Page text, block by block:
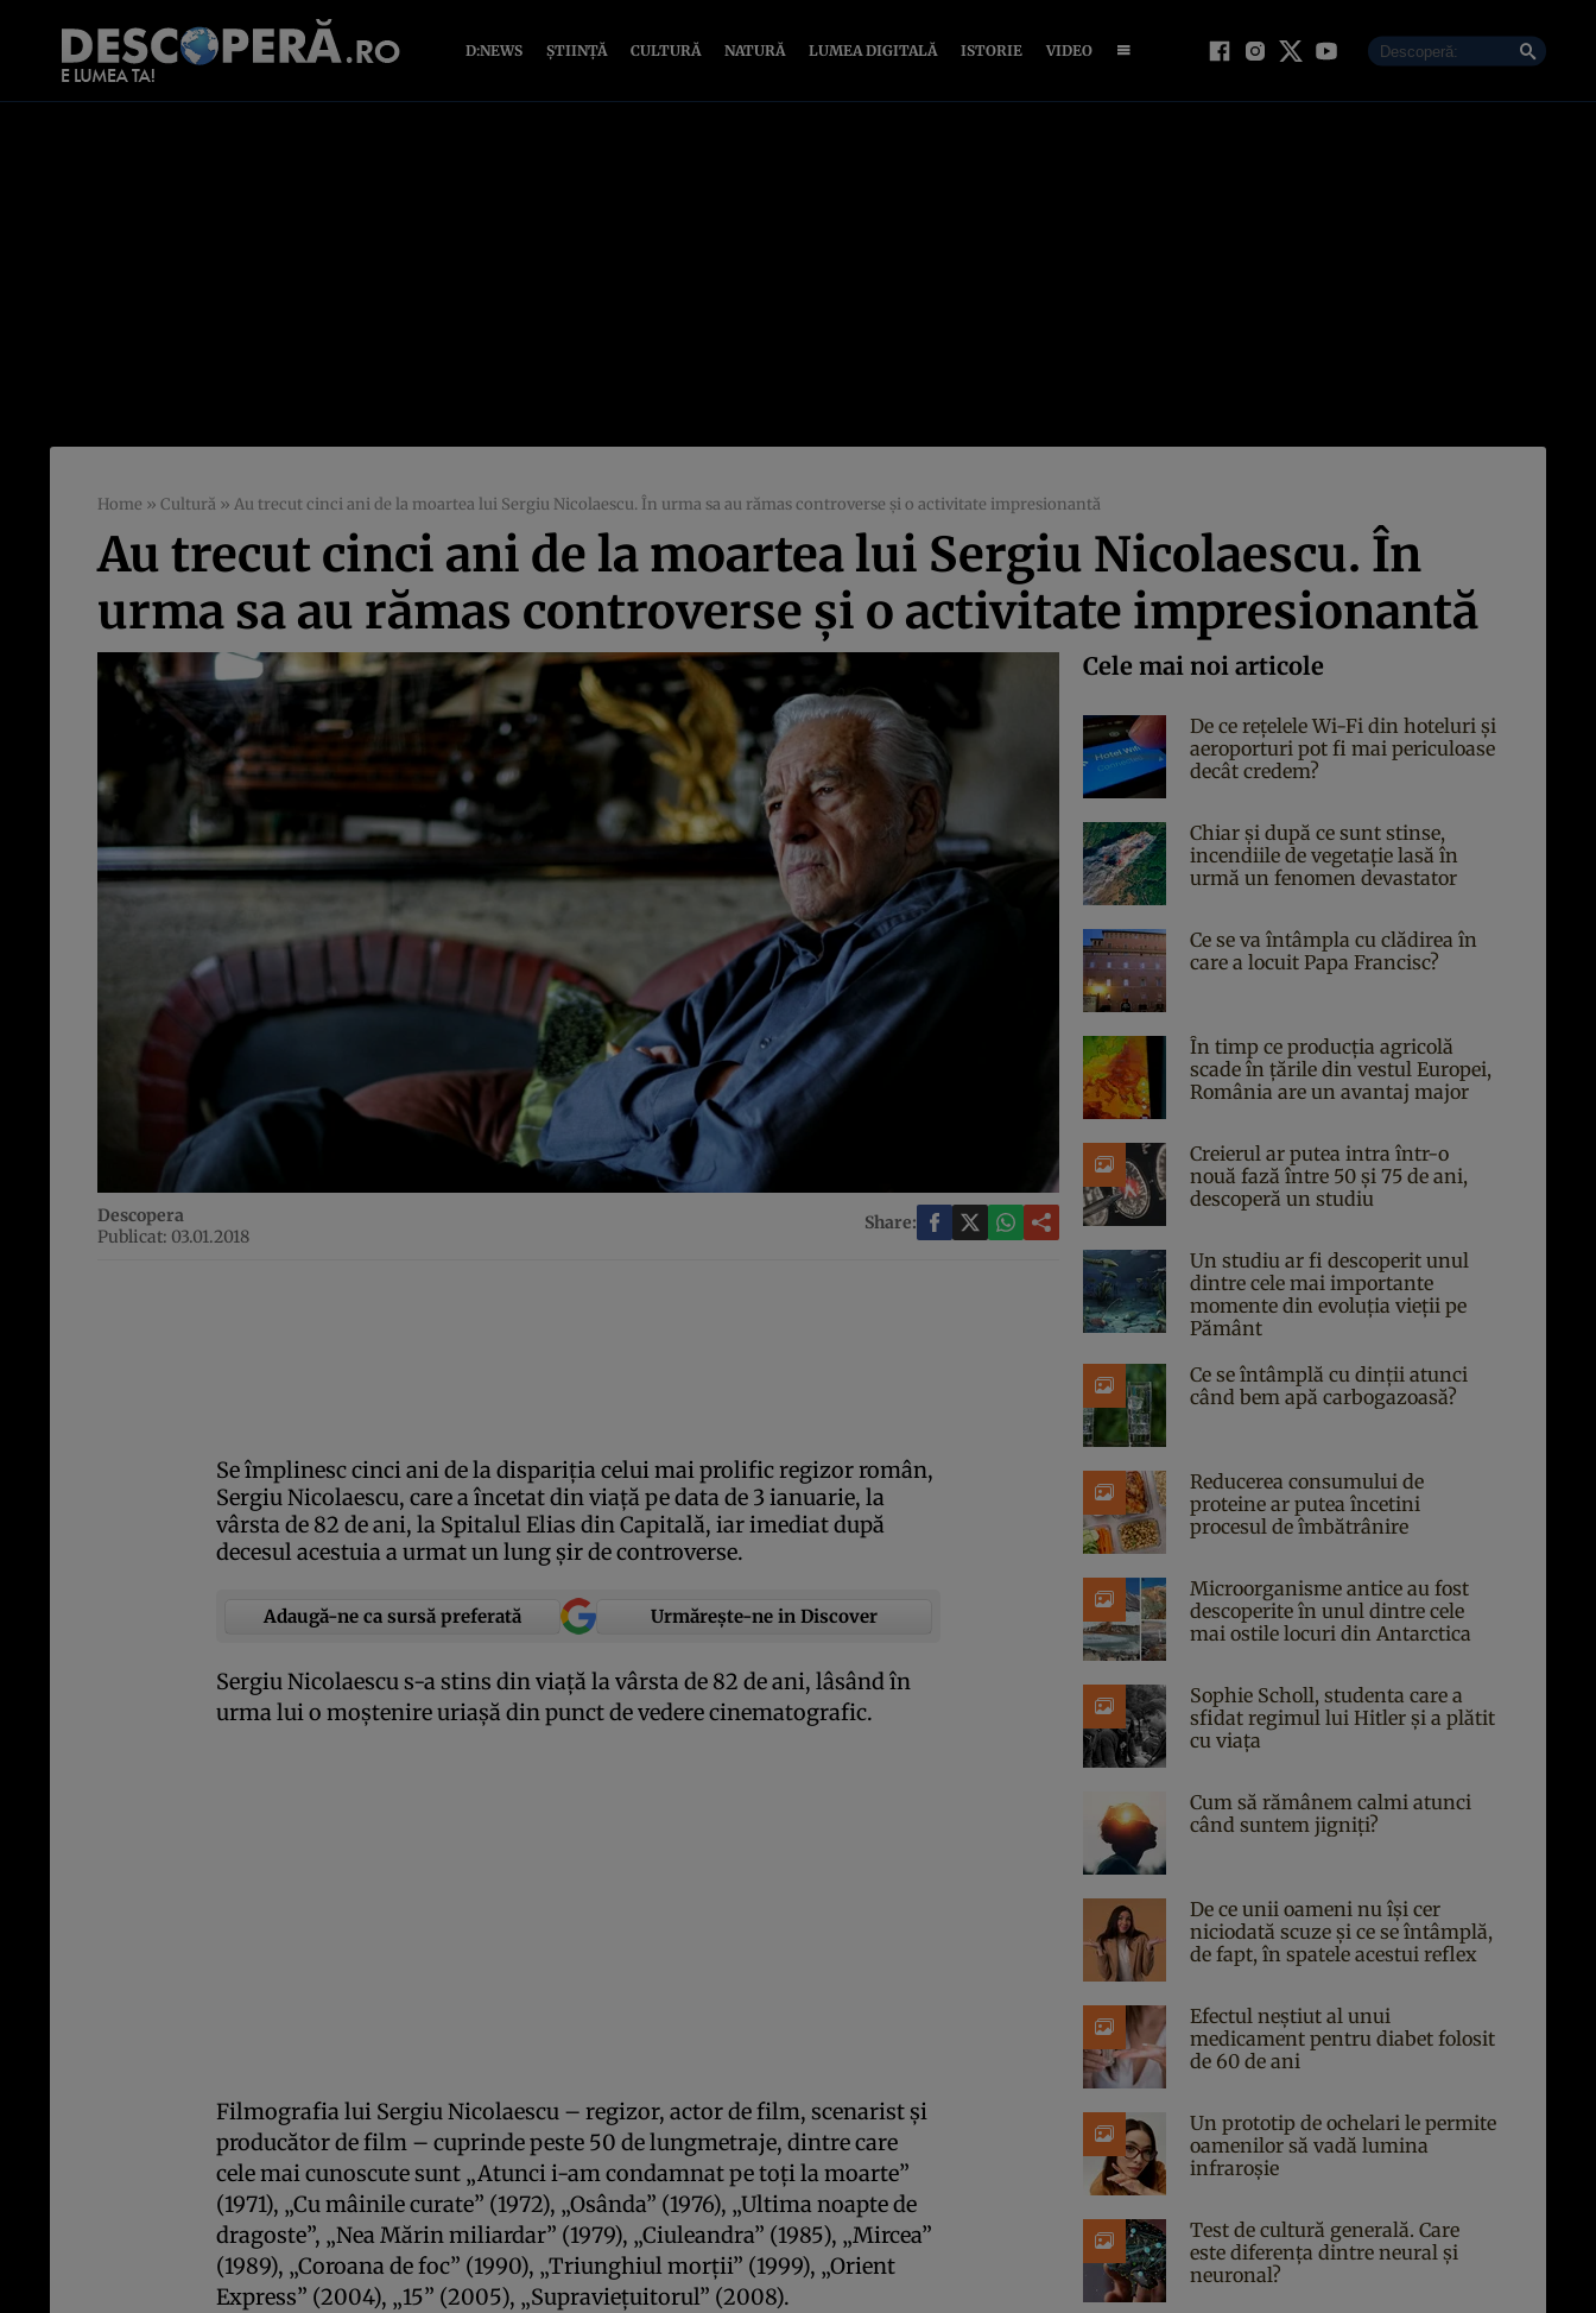
D:NEWS ȘTIINȚĂ CULTURĂ NATURĂ LUMEA DIGITALĂ ISTORIE VIDEO
Home » Cultură » Au trecut cinci ani de la moartea lui Sergiu Nicolaescu. În urma sa au rămas controverse şi o activitate impresionantă
Au trecut cinci ani de la moartea lui Sergiu Nicolaescu. În
urma sa au rămas controverse şi o activitate impresionantă
Descopera
Publicat: 03.01.2018
Share:
Se împlinesc cinci ani de la dispariţia celui mai prolific regizor român,
Sergiu Nicolaescu, care a încetat din viaţă pe data de 3 ianuarie, la
vârsta de 82 de ani, la Spitalul Elias din Capitală, iar imediat după
decesul acestuia a urmat un lung şir de controverse.
Adaugă-ne ca sursă preferată Urmărește-ne in Discover
Sergiu Nicolaescu s-a stins din viaţă la vârsta de 82 de ani, lâsând în
urma lui o moştenire uriaşă din punct de vedere cinematografic.
Filmografia lui Sergiu Nicolaescu – regizor, actor de film, scenarist şi
producător de film – cuprinde peste 50 de lungmetraje, dintre care
cele mai cunoscute sunt „Atunci i-am condamnat pe toţi la moarte”
(1971), „Cu mâinile curate” (1972), „Osânda” (1976), „Ultima noapte de
dragoste”, „Nea Mărin miliardar” (1979), „Ciuleandra” (1985), „Mircea”
(1989), „Coroana de foc” (1990), „Triunghiul morţii” (1999), „Orient
Express” (2004), „15” (2005), „Supravieţuitorul” (2008).
Cele mai noi articole
De ce rețelele Wi-Fi din hoteluri și
aeroporturi pot fi mai periculoase
decât credem?
Chiar și după ce sunt stinse,
incendiile de vegetație lasă în
urmă un fenomen devastator
Ce se va întâmpla cu clădirea în
care a locuit Papa Francisc?
În timp ce producția agricolă
scade în țările din vestul Europei,
România are un avantaj major
Creierul ar putea intra într-o
nouă fază între 50 și 75 de ani,
descoperă un studiu
Un studiu ar fi descoperit unul
dintre cele mai importante
momente din evoluția vieții pe
Pământ
Ce se întâmplă cu dinții atunci
când bem apă carbogazoasă?
Reducerea consumului de
proteine ar putea încetini
procesul de îmbătrânire
Microorganisme antice au fost
descoperite în unul dintre cele
mai ostile locuri din Antarctica
Sophie Scholl, studenta care a
sfidat regimul lui Hitler și a plătit
cu viața
Cum să rămânem calmi atunci
când suntem jigniți?
De ce unii oameni nu își cer
niciodată scuze și ce se întâmplă,
de fapt, în spatele acestui reflex
Efectul neștiut al unui
medicament pentru diabet folosit
de 60 de ani
Un prototip de ochelari le permite
oamenilor să vadă lumina
infraroșie
Test de cultură generală. Care
este diferența dintre neural și
neuronal?